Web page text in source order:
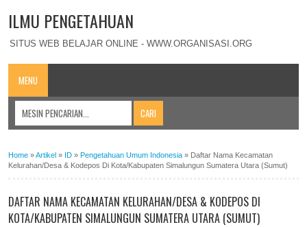
ILMU PENGETAHUAN
SITUS WEB BELAJAR ONLINE - WWW.ORGANISASI.ORG
MENU
Home »Artikel » ID » Pengetahuan Umum Indonesia » Daftar Nama Kecamatan
Kelurahan/Desa & Kodepos Di Kota/Kabupaten Simalungun Sumatera Utara (Sumut)
DAFTAR NAMA KECAMATAN KELURAHAN/DESA & KODEPOS DI
KOTA/KABUPATEN SIMALUNGUN SUMATERA UTARA (SUMUT)